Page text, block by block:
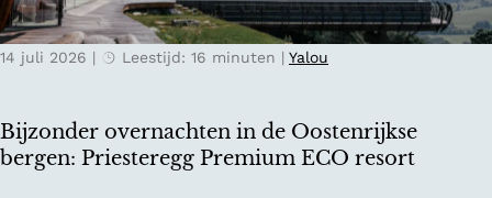
r
t
t
a
e
r
u
r
Bijzonder overnachten in de Oostenrijkse
bergen: Priesteregg Premium ECO resort
14 juli 2026 | Leestijd: 16 minuten | Yalou